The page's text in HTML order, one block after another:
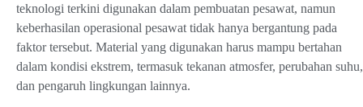
teknologi terkini digunakan dalam pembuatan pesawat, namun
keberhasilan operasional pesawat tidak hanya bergantung pada
faktor tersebut. Material yang digunakan harus mampu bertahan
dalam kondisi ekstrem, termasuk tekanan atmosfer, perubahan suhu,
dan pengaruh lingkungan lainnya.